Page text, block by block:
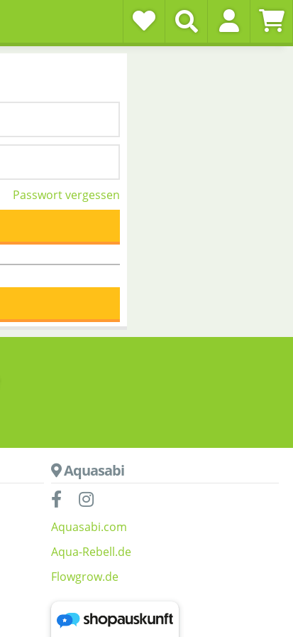
Passwort vergessen
Aquasabi
Aquasabi.com
Aqua-Rebell.de
Flowgrow.de